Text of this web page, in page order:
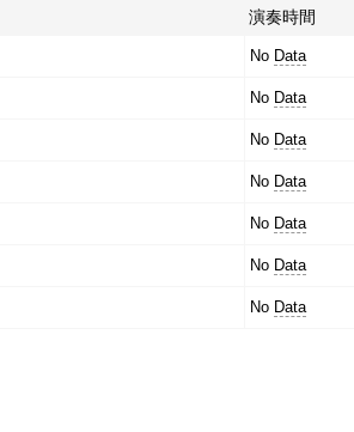
演奏時間
No Data
No Data
No Data
No Data
No Data
No Data
No Data